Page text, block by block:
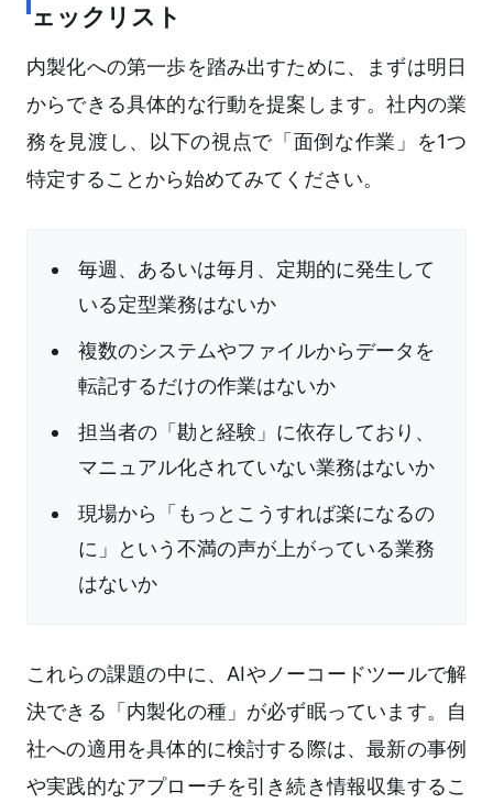
ェックリスト
内製化への第一歩を踏み出すために、まずは明日
からできる具体的な行動を提案します。社内の業
務を見渡し、以下の視点で「面倒な作業」を1つ
特定することから始めてみてください。
毎週、あるいは毎月、定期的に発生して
いる定型業務はないか
複数のシステムやファイルからデータを
転記するだけの作業はないか
担当者の「勘と経験」に依存しており、
マニュアル化されていない業務はないか
現場から「もっとこうすれば楽になるの
に」という不満の声が上がっている業務
はないか
これらの課題の中に、AIやノーコードツールで解
決できる「内製化の種」が必ず眠っています。自
社への適用を具体的に検討する際は、最新の事例
や実践的なアプローチを引き続き情報収集するこ